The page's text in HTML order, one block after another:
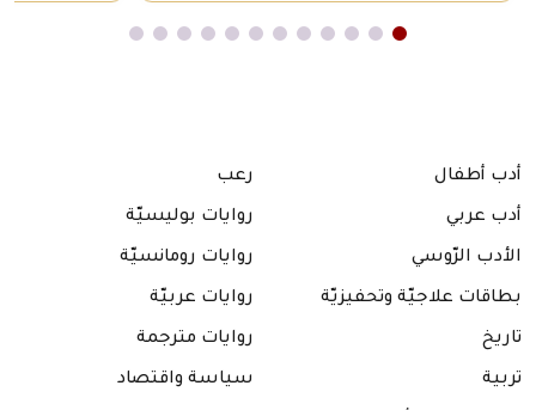
أدب أطفال
أدب عربي
الأدب الرّوسي
بطاقات علاجيّة وتحفيزيّة
تاريخ
تربية
رعب
روايات بوليسيّة
روايات رومانسيّة
روايات عربيّة
روايات مترجمة
سياسة واقتصاد